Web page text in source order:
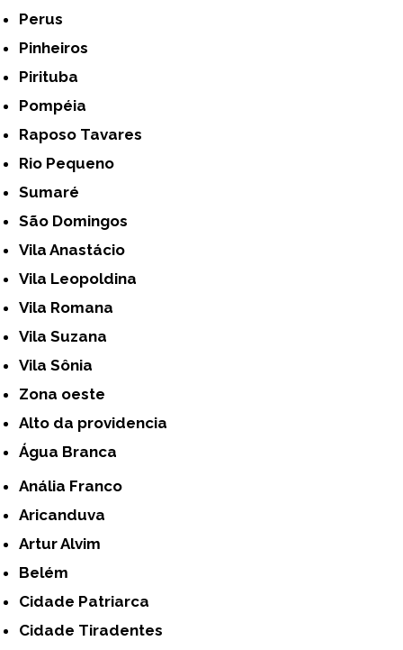
Perus
Pinheiros
Pirituba
Pompéia
Raposo Tavares
Rio Pequeno
Sumaré
São Domingos
Vila Anastácio
Vila Leopoldina
Vila Romana
Vila Suzana
Vila Sônia
Zona oeste
alto da providencia
Água Branca
Anália Franco
Aricanduva
Artur Alvim
Belém
Cidade Patriarca
Cidade Tiradentes